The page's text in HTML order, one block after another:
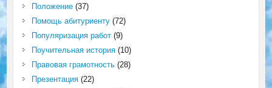
Положение(37)
Помощь абитуриенту(72)
Популяризация работ(9)
Поучительная история(10)
Правовая грамотность(28)
Презентация(22)